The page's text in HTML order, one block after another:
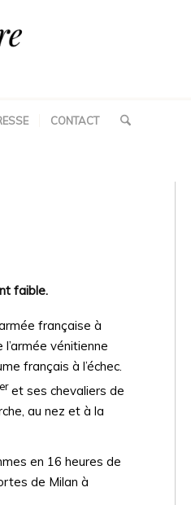
CONTACT
faible.
française à
vénitienne
français à l’échec.
eret ses chevaliers de
au nez et à la
en 16 heures de
de Milan à